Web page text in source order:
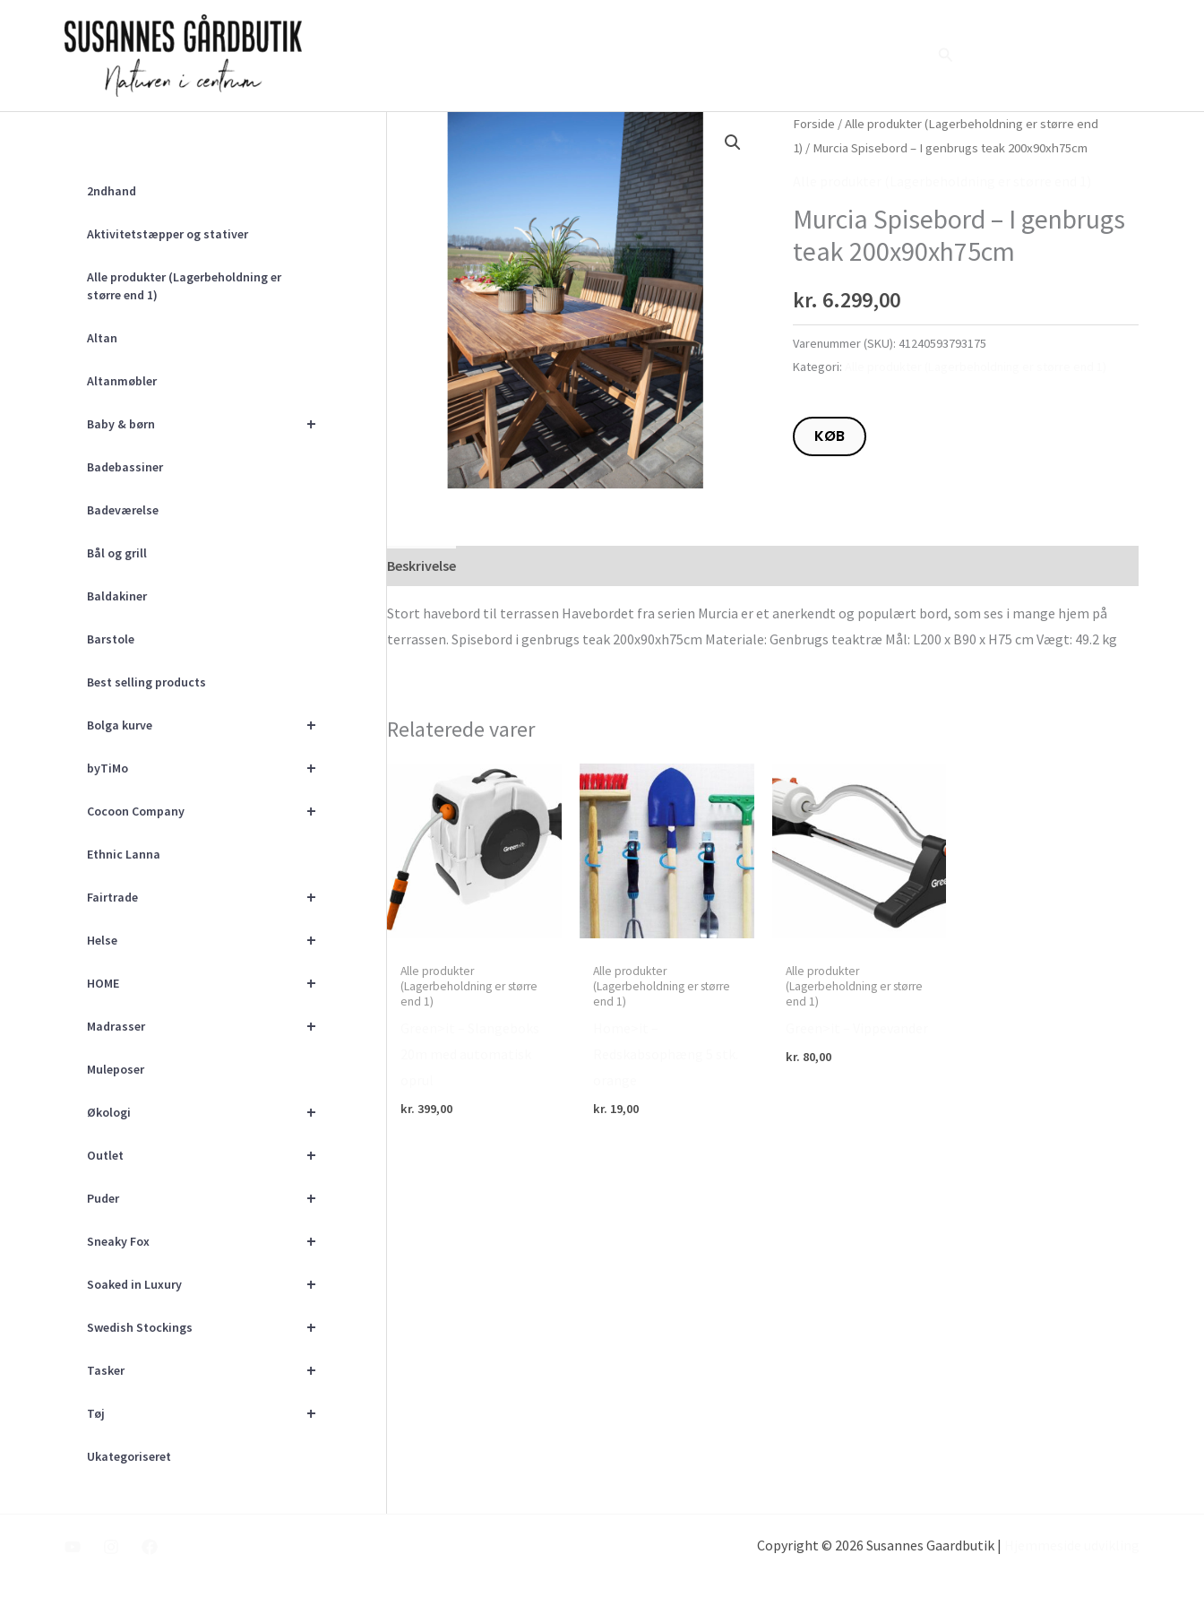
2ndhand
Aktivitetstæpper og stativer
Alle produkter (Lagerbeholdning er
større end 1)
Altan
Altanmøbler
+
Baby & børn
Badebassiner
Badeværelse
Bål og grill
Baldakiner
Barstole
Best selling products
+
Bolga kurve
+
byTiMo
+
Cocoon Company
Ethnic Lanna
+
Fairtrade
+
Helse
+
HOME
+
Madrasser
Muleposer
+
Økologi
+
Outlet
+
Puder
+
Sneaky Fox
+
Soaked in Luxury
+
Swedish Stockings
+
Tasker
+
Tøj
Ukategoriseret
Forside /Alle produkter (Lagerbeholdning er større end
1) / Murcia Spisebord – I genbrugs teak 200x90xh75cm
Murcia Spisebord – I genbrugs
teak 200x90xh75cm
kr. 6.299,00
Varenummer (SKU): 41240593793175
Kategori:
KØB
Beskrivelse
Stort havebord til terrassen Havebordet fra serien Murcia er et anerkendt og populært bord, som ses i mange hjem på
terrassen. Spisebord i genbrugs teak 200x90xh75cm Materiale: Genbrugs teaktræ Mål: L200 x B90 x H75 cm Vægt: 49.2 kg
Relaterede varer
Alle produkter
(Lagerbeholdning er større
end 1)
kr. 399,00
Alle produkter
(Lagerbeholdning er større
end 1)
kr. 19,00
Alle produkter
(Lagerbeholdning er større
end 1)
kr. 80,00
Copyright © 2026 Susannes Gaardbutik |